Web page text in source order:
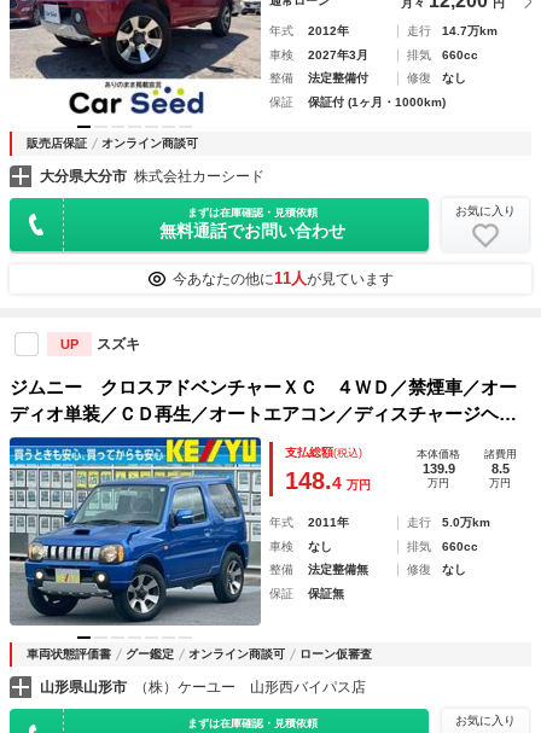
月々 円
年式 2012年 走行
14.7万km
車検
2027年3月 排気
660cc
整備
法定整備付 修復
なし
保証
保証付 (1ヶ月・1000km)
販売店保証 オンライン商談可
大分県大分市 株式会社カーシード
まずは在庫確認・見積依頼
無料通話でお問い合わせ
お気に入り
今あなたの他に11人が見ています
UP スズキ
ジムニー クロスアドベンチャーＸＣ ４ＷＤ／禁煙車／オー
ディオ単装／ＣＤ再生／オートエアコン／ディスチャージヘッ
ドライト／フォグ／電動格納ミラー／ミラーヒーター／ハーフ
レザーシートヒーター／ＥＴＣ／ヘッドライトレベライザー
支払総額(税込)
148.4 万円
本体価格
139.9
万円
諸費用
8.5
万円
年式 2011年 走行
5.0万km
車検
なし 排気
660cc
整備
法定整備無 修復
なし
保証
保証無
車両状態評価書 グー鑑定 オンライン商談可 ローン仮審査
山形県山形市 （株）ケーユー 山形西バイパス店
まずは在庫確認・見積依頼 お気に入り